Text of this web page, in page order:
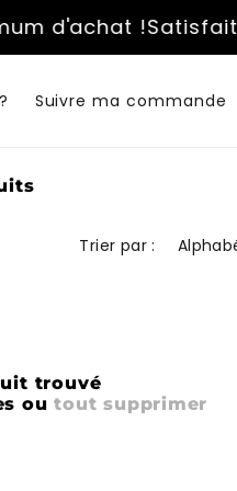
d'achat ! Satisfait
Suivre ma commande
Trier par :
trouvé
outout supprimer